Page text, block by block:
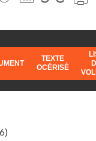
TEXTE
OCÉRISÉ